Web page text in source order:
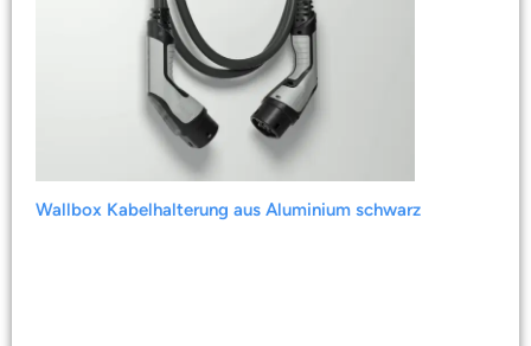
Wallbox Kabelhalterung aus Aluminium schwarz